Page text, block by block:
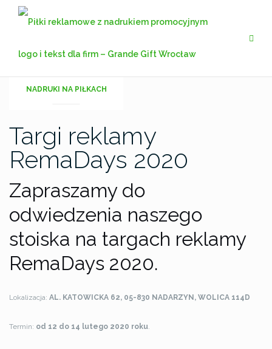
Przejdź
NADRUKI NA PIŁKACH
Targi reklamy
RemaDays 2020
Zapraszamy do
odwiedzenia naszego
stoiska na targach reklamy
RemaDays 2020.
Lokalizacja: AL. KATOWICKA 62, 05-830 NADARZYN, WOLICA 114D
Termin: od 12 do 14 lutego 2020 roku.